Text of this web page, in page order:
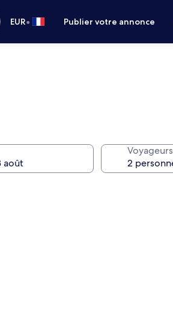
EUR• Publier votre annonce
Voyageurs